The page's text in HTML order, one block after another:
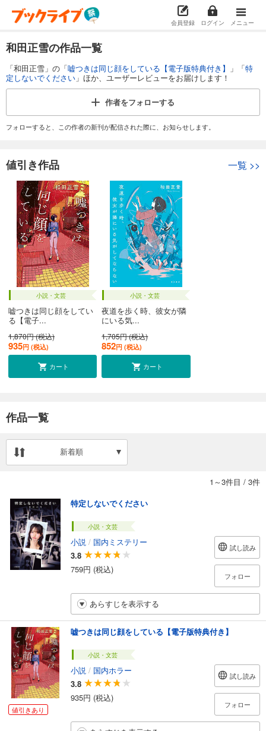
会員登録 ログイン メニュー
和田正雪の作品一覧
「和田正雪」の「嘘つきは同じ顔をしている【電子版特典付き】 」「特
定しないでください 」ほか、ユーザーレビューをお届けします！
作者をフォローする
フォローすると、この作者の新刊が配信された際に、お知らせします。
値引き作品 一覧 >>
小説・文芸
嘘つきは同じ顔をしてい
る【電子...
1,870円 (税込)
935円 (税込)
カート
小説・文芸
夜道を歩く時、彼女が隣
にいる気...
1,705円 (税込)
852円 (税込)
カート
作品一覧
新着順
1～3件目 / 3件
特定しないでください
小説・文芸
小説 / 国内ミステリー
3.8
759円 (税込)
試し読み
フォロー
あらすじを表示する
値引きあり
嘘つきは同じ顔をしている【電子版特典付き】
小説・文芸
小説 / 国内ホラー
3.8
935円 (税込)
試し読み
フォロー